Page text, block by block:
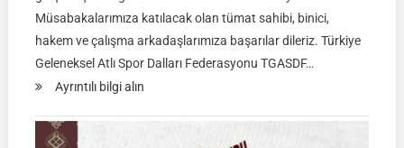
Müsabakalarımıza katılacak olan tümat sahibi, binici,
hakem ve çalışma arkadaşlarımıza başarılar dileriz. Türkiye
Geleneksel Atlı Spor Dalları Federasyonu TGASDF…
Ayrıntılı bilgi alın: